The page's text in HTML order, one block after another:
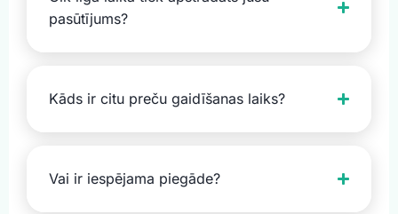
pasūtījums?
Kāds ir citu preču gaidīšanas laiks?
Vai ir iespējama piegāde?